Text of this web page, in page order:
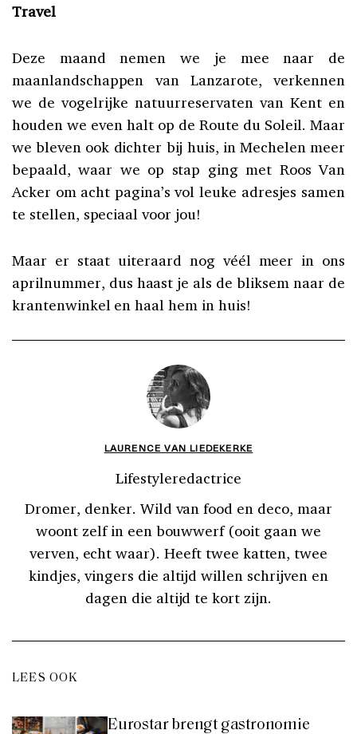
Travel
Deze maand nemen we je mee naar de
maanlandschappen van Lanzarote, verkennen
we de vogelrijke natuurreservaten van Kent en
houden we even halt op de Route du Soleil. Maar
we bleven ook dichter bij huis, in Mechelen meer
bepaald, waar we op stap ging met Roos Van
Acker om acht pagina’s vol leuke adresjes samen
te stellen, speciaal voor jou!
Maar er staat uiteraard nog véél meer in ons
aprilnummer, dus haast je als de bliksem naar de
krantenwinkel en haal hem in huis!
LAURENCE VAN LIEDEKERKE
Lifestyleredactrice
Dromer, denker. Wild van food en deco, maar
woont zelf in een bouwwerf (ooit gaan we
verven, echt waar). Heeft twee katten, twee
kindjes, vingers die altijd willen schrijven en
dagen die altijd te kort zijn.
LEES OOK
Eurostar brengt gastronomie